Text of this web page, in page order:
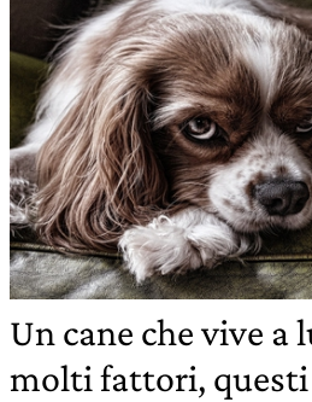
Un cane che vive a
molti fattori,